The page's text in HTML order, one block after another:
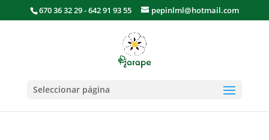
670 36 32 29 - 642 91 93 55 pepinlml@hotmail.com
Seleccionar página